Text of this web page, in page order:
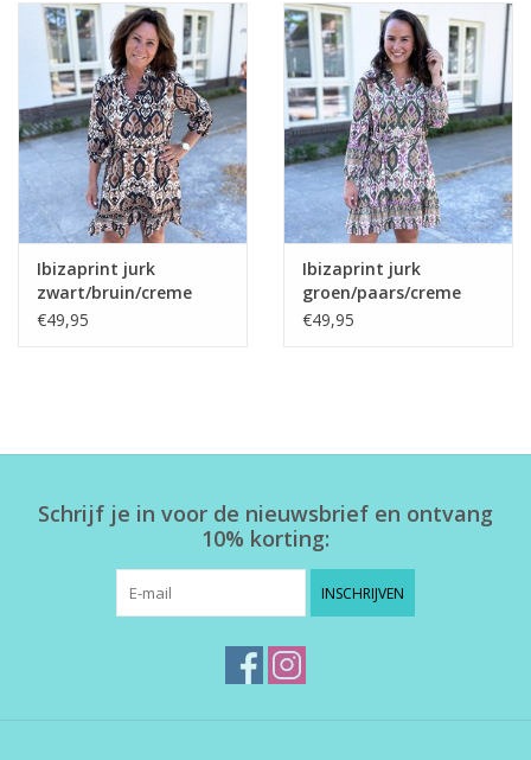
Ibizaprint jurk
zwart/bruin/creme
€49,95
Ibizaprint jurk
groen/paars/creme
€49,95
Schrijf je in voor de nieuwsbrief en ontvang
10% korting:
INSCHRIJVEN